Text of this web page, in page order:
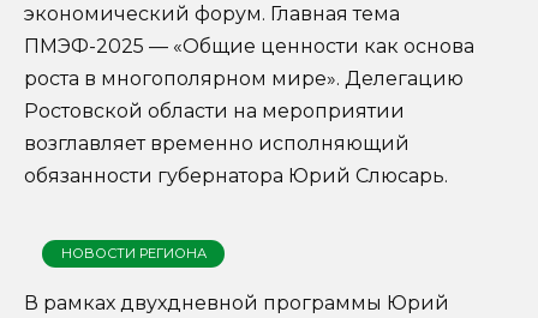
экономический форум. Главная тема
ПМЭФ-2025 — «Общие ценности как основа
роста в многополярном мире». Делегацию
Ростовской области на мероприятии
возглавляет временно исполняющий
обязанности губернатора Юрий Слюсарь.
НОВОСТИ РЕГИОНА
В рамках двухдневной программы Юрий